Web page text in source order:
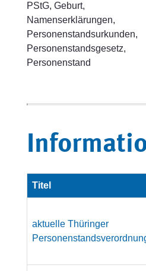
PStG, Geburt,
Namenserklärungen,
Personenstandsurkunden,
Personenstandsgesetz,
Personenstand
Titel
aktuelle Thüringer